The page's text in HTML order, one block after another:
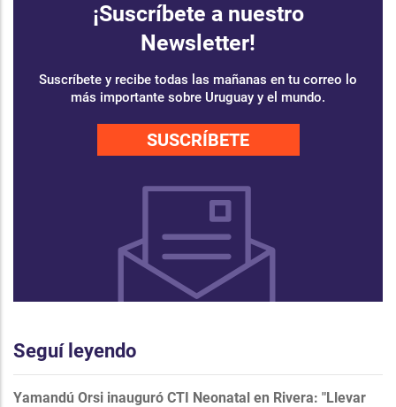
¡Suscríbete a nuestro
Newsletter!
Suscríbete y recibe todas las mañanas en tu correo lo
más importante sobre Uruguay y el mundo.
SUSCRÍBETE
Seguí leyendo
Yamandú Orsi inauguró CTI Neonatal en Rivera: "Llevar